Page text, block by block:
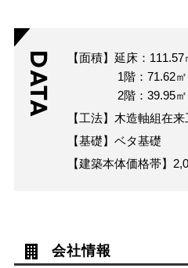
DATA
【面積】延床：111.57
1階：71.62
2階：39.95㎡（
【工法】木造軸組在
【基礎】ベタ基礎
【建築本体価格帯】
会社情報